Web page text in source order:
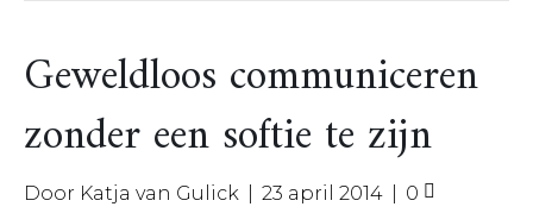
Geweldloos communiceren
zonder een softie te zijn
Door Katja van Gulick 23 april 2014 0